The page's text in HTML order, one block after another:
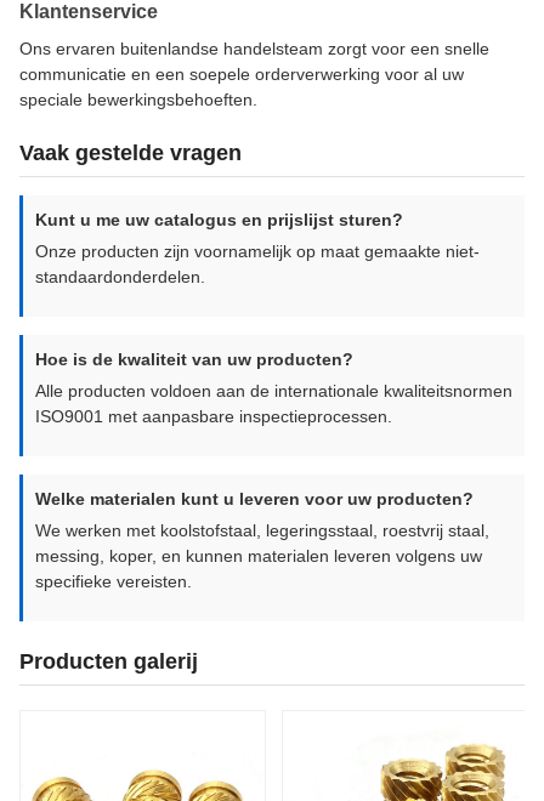
Klantenservice
Ons ervaren buitenlandse handelsteam zorgt voor een snelle
communicatie en een soepele orderverwerking voor al uw
speciale bewerkingsbehoeften.
Vaak gestelde vragen
Kunt u me uw catalogus en prijslijst sturen?
Onze producten zijn voornamelijk op maat gemaakte niet-
standaardonderdelen.
Hoe is de kwaliteit van uw producten?
Alle producten voldoen aan de internationale kwaliteitsnormen
ISO9001 met aanpasbare inspectieprocessen.
Welke materialen kunt u leveren voor uw producten?
We werken met koolstofstaal, legeringsstaal, roestvrij staal,
messing, koper, en kunnen materialen leveren volgens uw
specifieke vereisten.
Producten galerij